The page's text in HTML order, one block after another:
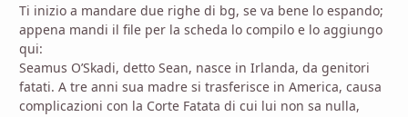
Ti inizio a mandare due righe di bg, se va bene lo espando;
appena mandi il file per la scheda lo compilo e lo aggiungo
qui:
Seamus O’Skadi, detto Sean, nasce in Irlanda, da genitori
fatati. A tre anni sua madre si trasferisce in America, causa
complicazioni con la Corte Fatata di cui lui non sa nulla,